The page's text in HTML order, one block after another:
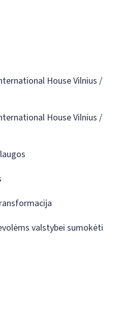
House Vilnius /
House Vilnius /
valstybei sumokėti